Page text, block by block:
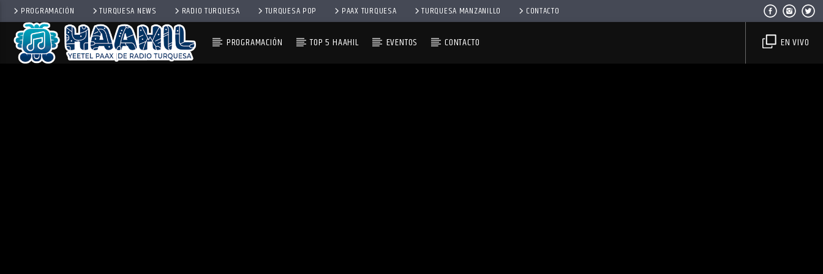
PROGRAMACIÓN TURQUESA NEWS RADIO TURQUESA TURQUESA POP PAAX TURQUESA TURQUESA MANZANILLO CONTACTO
PROGRAMACIÓN TOP 5 HAAHIL EVENTOS CONTACTO EN VIVO